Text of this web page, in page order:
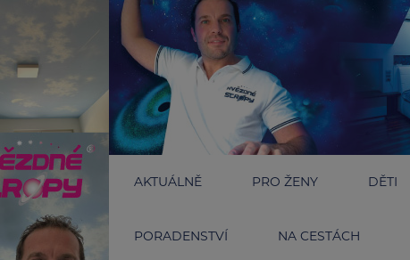
AKTUÁLNĚ PRO ŽENY DĚTI
PORADENSTVÍ NA CESTÁCH